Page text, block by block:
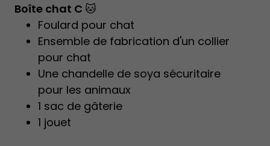
Boîte chat C 🐱
Foulard pour chat
Ensemble de fabrication d'un collier
pour chat
Une chandelle de soya sécuritaire
pour les animaux
1 sac de gâterie
1 jouet